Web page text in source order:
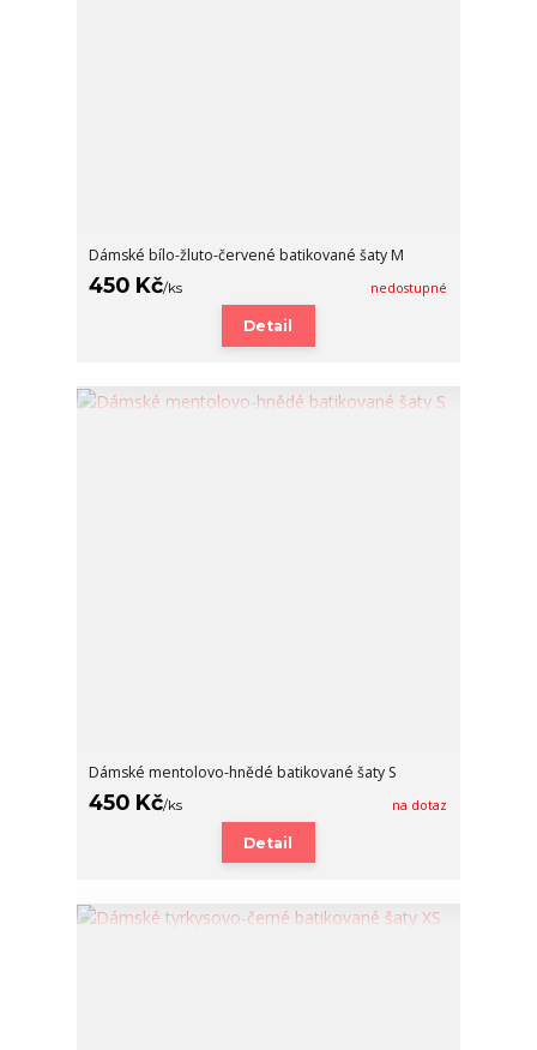
Dámské bílo-žluto-červené batikované šaty M
450 Kč/ks nedostupné
Detail
Dámské mentolovo-hnědé batikované šaty S
450 Kč/ks na dotaz
Detail